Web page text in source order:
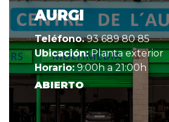
AURGI
Teléfono.93 689 80 85
Ubicación:Planta exterior
Horario:9:00h a 21:00h
ABIERTO